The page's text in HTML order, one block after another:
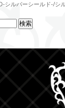
シルバーシールド-/